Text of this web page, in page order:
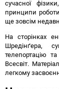
сучасної
принципи
ще зовсім
На сторінках
Шредінґера,
телепортацію
Всесвіт.
легкому